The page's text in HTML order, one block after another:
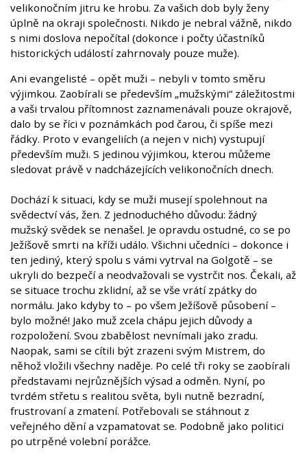
velikonočním jitru ke hrobu. Za vašich dob byly ženy
úplně na okraji společnosti. Nikdo je nebral vážně, nikdo
s nimi doslova nepočítal (dokonce i počty účastníků
historických událostí zahrnovaly pouze muže).
Ani evangelisté – opět muži – nebyli v tomto směru
výjimkou. Zaobírali se především „mužskými“ záležitostmi
a vaši trvalou přítomnost zaznamenávali pouze okrajově,
dalo by se říci v poznámkách pod čarou, či spíše mezi
řádky. Proto v evangeliích (a nejen v nich) vystupují
především muži. S jedinou výjimkou, kterou můžeme
sledovat právě v nadcházejících velikonočních dnech.
Dochází k situaci, kdy se muži musejí spolehnout na
svědectví vás, žen. Z jednoduchého důvodu: žádný
mužský svědek se nenašel. Je opravdu ostudné, co se po
Ježíšově smrti na kříži událo. Všichni učedníci – dokonce i
ten jediný, který spolu s vámi vytrval na Golgotě – se
ukryli do bezpečí a neodvažovali se vystrčit nos. Čekali, až
se situace trochu zklidní, až se vše vrátí zpátky do
normálu. Jako kdyby to – po všem Ježíšově působení –
bylo možné! Jako muž zcela chápu jejich důvody a
rozpoložení. Svou zbabělost nevnímali jako zradu.
Naopak, sami se cítili být zrazeni svým Mistrem, do
něhož vložili všechny naděje. Po celé tři roky se zaobírali
představami nejrůznějších výsad a odměn. Nyní, po
tvrdém střetu s realitou světa, byli nutně bezradní,
frustrovaní a zmatení. Potřebovali se stáhnout z
veřejného dění a vzpamatovat se. Podobně jako politici
po utrpěné volební porážce.